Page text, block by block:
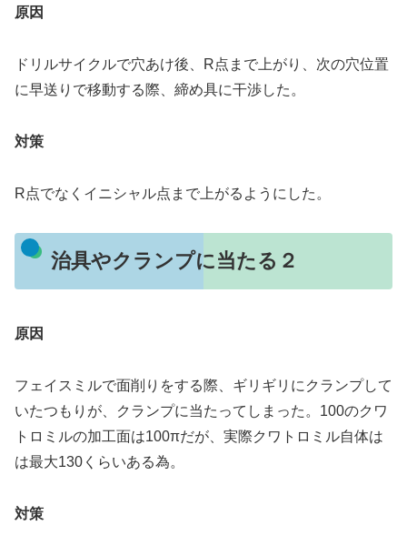
原因
ドリルサイクルで穴あけ後、R点まで上がり、次の穴位置
に早送りで移動する際、締め具に干渉した。
対策
R点でなくイニシャル点まで上がるようにした。
治具やクランプに当たる２
原因
フェイスミルで面削りをする際、ギリギリにクランプして
いたつもりが、クランプに当たってしまった。100のクワ
トロミルの加工面は100πだが、実際クワトロミル自体は
は最大130くらいある為。
対策